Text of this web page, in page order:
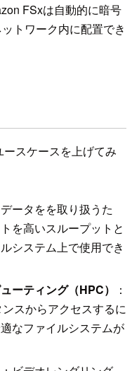
FSxは自動的に暗号
トワーク内に配置でき
スケースを上げてみ
ータをを取り扱うた
を高いスループットと
システム上で使用でき
ーティング（HPC）
：
スからアクセスするに
なファイルシステムが